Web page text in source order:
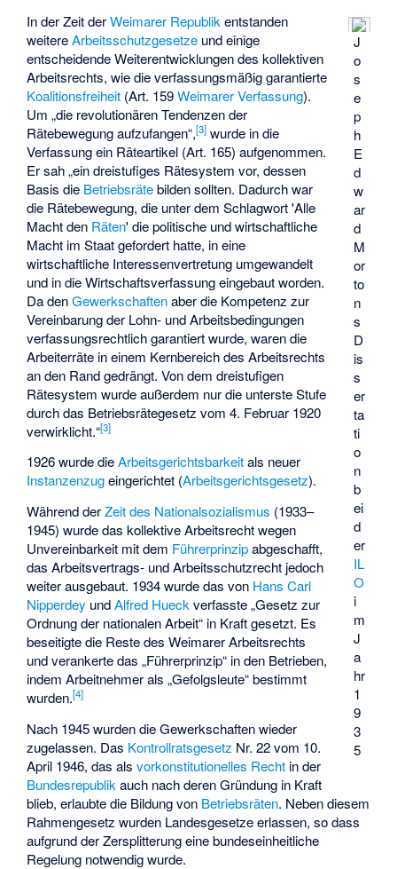
J
o
s
e
p
h
E
d
w
ar
d
M
or
to
n
s
D
is
s
er
ta
ti
o
n
b
ei
d
er
IL
O
i
m
J
a
hr
1
9
3
5
In der Zeit derWeimarer Republik entstanden
weitereArbeitsschutzgesetze und einige
entscheidende Weiterentwicklungen deskollektiven
Arbeitsrechts, wie die verfassungsmäßig garantierte
Koalitionsfreiheit (Art. 159Weimarer Verfassung).
Um „die revolutionären Tendenzen der
Rätebewegung aufzufangen“,[3] wurde in die
Verfassung ein Räteartikel (Art. 165) aufgenommen.
Er sah „ein dreistufiges Rätesystem vor, dessen
Basis die Betriebsrätebilden sollten. Dadurch war
die Rätebewegung, die unter dem Schlagwort 'Alle
Macht den Räten' die politische und wirtschaftliche
Macht im Staat gefordert hatte, in eine
wirtschaftliche Interessenvertretung umgewandelt
und in die Wirtschaftsverfassung eingebaut worden.
Da denGewerkschaftenaber die Kompetenz zur
Vereinbarung der Lohn- und Arbeitsbedingungen
verfassungsrechtlich garantiert wurde, waren die
Arbeiterräte in einem Kernbereich des Arbeitsrechts
an den Rand gedrängt. Von dem dreistufigen
Rätesystem wurde außerdem nur die unterste Stufe
durch das Betriebsrätegesetz vom 4. Februar 1920
verwirklicht.“[3]
1926 wurde dieArbeitsgerichtsbarkeitals neuer
Instanzenzugeingerichtet (Arbeitsgerichtsgesetz).
Während derZeit des Nationalsozialismus (1933–
1945) wurde das kollektive Arbeitsrecht wegen
Unvereinbarkeit mit dem Führerprinzipabgeschafft,
das Arbeitsvertrags- und Arbeitsschutzrecht jedoch
weiter ausgebaut. 1934 wurde das von Hans Carl
Nipperdey undAlfred Hueck verfasste „Gesetz zur
Ordnung der nationalen Arbeit“ in Kraft gesetzt. Es
beseitigte die Reste des Weimarer Arbeitsrechts
und verankerte das „Führerprinzip“ in den Betrieben,
indem Arbeitnehmer als „Gefolgsleute“ bestimmt
wurden.[4]
Nach 1945 wurden die Gewerkschaften wieder
zugelassen. Das Kontrollratsgesetz Nr. 22 vom 10.
April 1946, das alsvorkonstitutionelles Recht in der
Bundesrepublik auch nach deren Gründung in Kraft
blieb, erlaubte die Bildung von Betriebsräten. Neben diesem
Rahmengesetz wurden Landesgesetze erlassen, so dass
aufgrund der Zersplitterung eine bundeseinheitliche
Regelung notwendig wurde.